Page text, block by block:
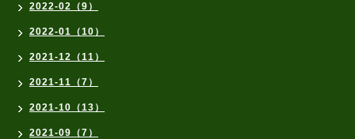
2022-02（9）
2022-01（10）
2021-12（11）
2021-11（7）
2021-10（13）
2021-09（7）